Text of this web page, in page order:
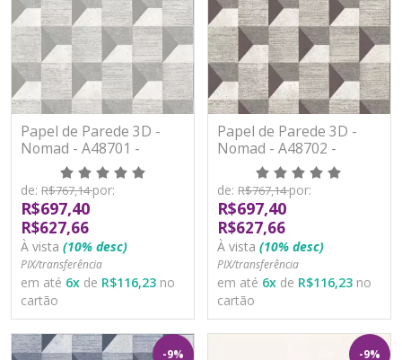
Papel de Parede 3D -
Nomad - A48701 -
Vinílico
de: R$767,14por:
R$697,40
R$627,66
À vista (10% desc)
PIX/transferência
em até 6x de R$116,23 no
cartão
Papel de Parede 3D -
Nomad - A48702 -
Vinílico
de: R$767,14por:
R$697,40
R$627,66
À vista (10% desc)
PIX/transferência
em até 6x de R$116,23 no
cartão
-9% -9%